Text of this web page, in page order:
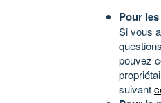
Pour
Si vous
pouvez
suivant